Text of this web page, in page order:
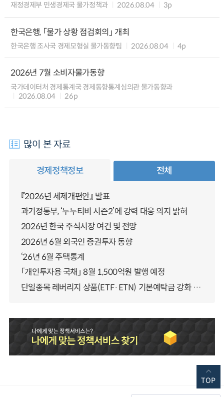
재정경제부 민생경제국 물가정책과 2026.08.04 3p
한국은행, 「물가 상황 점검회의」 개최
한국은행 조사국 경제모형실 물가동향팀 2026.08.04 4p
2026년 7월 소비자물가동향
국가데이터처 경제통계국 경제동향통계심의관 물가동향과
2026.08.04
26p
많이 본 자료
경제정책정보 전체
『2026년 세제개편안』 발표
과기정통부, ‘누누티비 시즌2’에 강력 대응 의지 밝혀
2026년 한국 주식시장 여건 및 전망
2026년 6월 외국인 증권투자 동향
‘26년 6월 주택통계
「개인투자용 국채」 8월 1,500억원 발행 예정
단일종목 레버리지 상품(ETF·ETN) 기본예탁금 강화 조기시행 방안 안내
TOP